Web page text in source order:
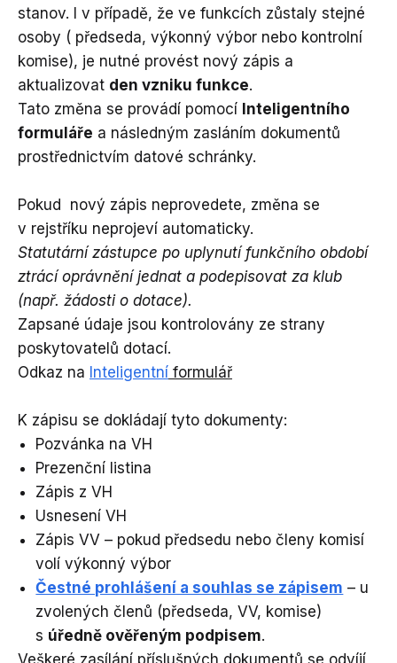
stanov. I v případě, že ve funkcích zůstaly stejné
osoby ( předseda, výkonný výbor nebo kontrolní
komise), je nutné provést nový zápis a
aktualizovat den vzniku funkce.
Tato změna se provádí pomocí Inteligentního
formuláře a následným zasláním dokumentů
prostřednictvím datové schránky.
Pokud nový zápis neprovedete, změna se
v rejstříku neprojeví automaticky.
Statutární zástupce po uplynutí funkčního období
ztrácí oprávnění jednat a podepisovat za klub
(např. žádostio dotace).
Zapsané údaje jsou kontrolovány ze strany
poskytovatelů dotací.
Odkaz na Inteligentní formulář
K zápisu se dokládají tyto dokumenty:
Pozvánka na VH
Prezenční listina
Zápis z VH
Usnesení VH
Zápis VV – pokud předsedu nebo členy komisí
volí výkonný výbor
Čestné prohlášení a souhlas se zápisem – u
zvolených členů (předseda, VV, komise)
s úředně ověřeným podpisem.